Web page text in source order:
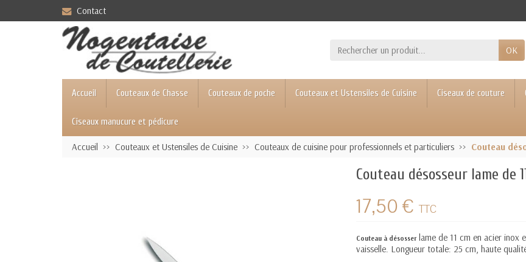
Contact
OK
Accueil Couteaux de Chasse Couteaux de poche Couteaux et Ustensiles de Cuisine Ciseaux de couture
Ciseaux manucure et pédicure
Accueil Couteaux et Ustensiles de Cuisine Couteaux de cuisine pour professionnels et particuliers Couteau
Couteau désosseur lame de
17,50 €TTC
Couteau à désosser lame de 11 cm en acier inox
vaisselle. Longueur totale: 25 cm, haute